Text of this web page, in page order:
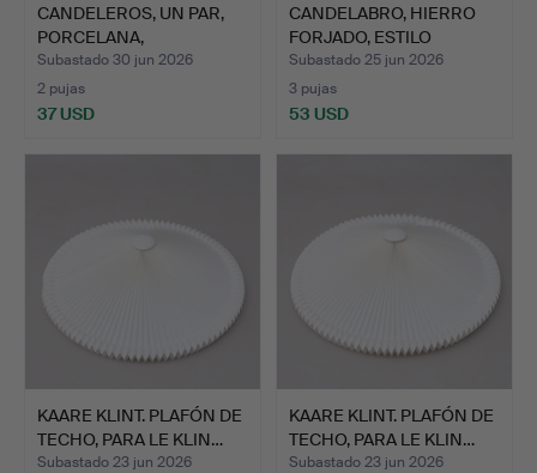
CANDELEROS, UN PAR,
PORCELANA,
DECORACIÓN …
Subastado 30 jun 2026
2 pujas
37 USD
CANDELABRO, HIERRO
FORJADO, ESTILO
HISTÓRI…
Subastado 25 jun 2026
3 pujas
53 USD
KAARE KLINT. PLAFÓN DE
TECHO, PARA LE KLIN…
Subastado 23 jun 2026
KAARE KLINT. PLAFÓN DE
TECHO, PARA LE KLIN…
Subastado 23 jun 2026